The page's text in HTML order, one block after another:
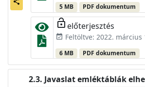
5 MB PDF dokumentum
lock_open előterjesztés
event_available Feltöltve: 2022. március
6 MB PDF dokumentum
Javaslat emléktáblák